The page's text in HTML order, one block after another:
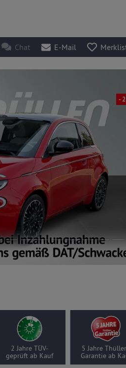
Chat E-Mail
-
2 Jahre TÜV-
geprüft ab Kauf
5 Jahre
Garantie ab